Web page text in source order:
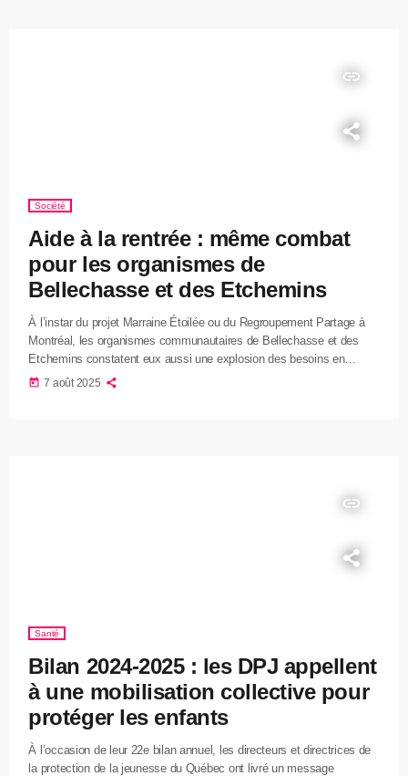
insert_link
Société
Aide à la rentrée : même combat
pour les organismes de
Bellechasse et des Etchemins
À l’instar du projet Marraine Étoilée ou du Regroupement Partage à
Montréal, les organismes communautaires de Bellechasse et des
Etchemins constatent eux aussi une explosion des besoins en
prévision de la rentrée scolaire. Sur le terrain, plusieurs groupes
today 7 août 2025
insert_link
Santé
Bilan 2024-2025 : les DPJ appellent
à une mobilisation collective pour
protéger les enfants
À l’occasion de leur 22e bilan annuel, les directeurs et directrices de
la protection de la jeunesse du Québec ont livré un message